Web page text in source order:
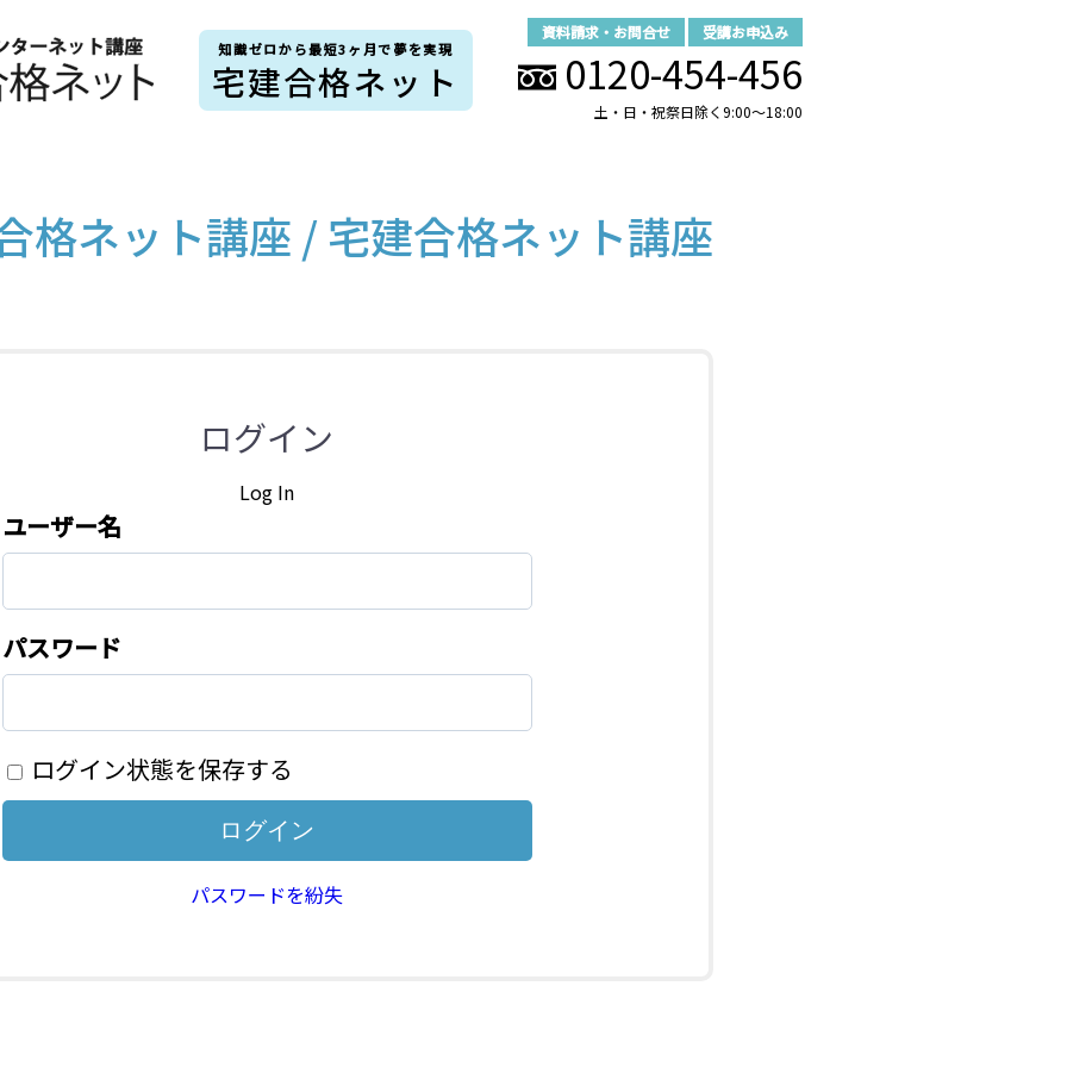
知識ゼロから最短3ヶ月で夢を実現
宅建合格ネット
資料請求・お問合せ 受講お申込み
0120-454-456
土・日・祝祭日除く9:00～18:00
格ネット講座 / 宅建合格ネット講座
ログイン
Log In
ユーザー名
パスワード
ログイン状態を保存する
パスワードを紛失